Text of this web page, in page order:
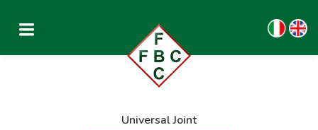
Universal Joint